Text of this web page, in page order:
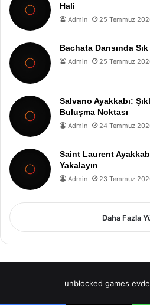
Hali
Admin 25 Temmuz
Bachata Dansında
Admin 25 Temmuz
Salvano Ayakkabı:
Buluşma Noktası
Admin 24 Temmuz
Saint Laurent
Yakalayın
Admin 23 Temmuz
Daha Fazla
unblocked games